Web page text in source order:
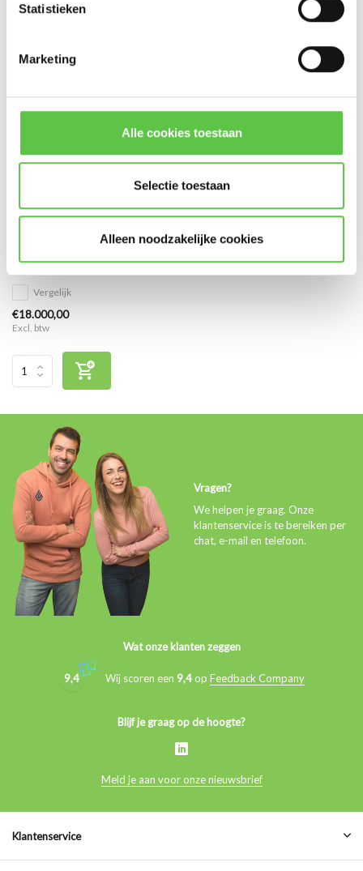
Statistieken
Marketing
Alle cookies toestaan
Selectie toestaan
Alleen noodzakelijke cookies
Cisco Meraki MX450 Enterprise
Vergelijk
€18.000,00
Excl. btw
Vragen?
We helpen je graag. Onze
klantenservice is te bereiken per
chat, e-mail en telefoon.
Wat onze klanten zeggen
9,4 Wij scoren een 9,4op Feedback Company
Blijf je graag op de hoogte?
Meld je aan voor onze nieuwsbrief
Klantenservice
Abonneer
* Lees hier de wettelijke beperkingen